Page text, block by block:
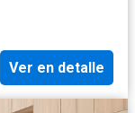
Ver en detalle